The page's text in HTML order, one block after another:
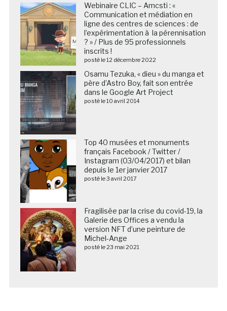
Webinaire CLIC – Amcsti : «
Communication et médiation en
ligne des centres de sciences : de
l’expérimentation à la pérennisation
? » / Plus de 95 professionnels
inscrits !
posté le 12 décembre 2022
Osamu Tezuka, « dieu » du manga et
père d’Astro Boy, fait son entrée
dans le Google Art Project
posté le 10 avril 2014
Top 40 musées et monuments
français Facebook / Twitter /
Instagram (03/04/2017) et bilan
depuis le 1er janvier 2017
posté le 3 avril 2017
Fragilisée par la crise du covid-19, la
Galerie des Offices a vendu la
version NFT d’une peinture de
Michel-Ange
posté le 23 mai 2021